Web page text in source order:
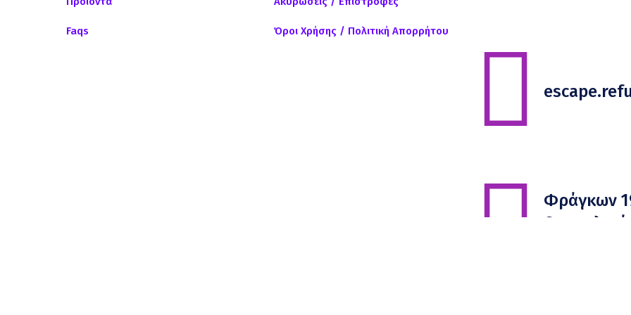
Faqs Όροι Χρήσης / Πολιτική Απορρήτου
Φράγκων